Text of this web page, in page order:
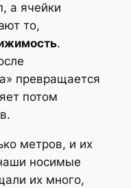
а ячейки
то,
.
превращается
потом
метров, и их
носимые
их много,